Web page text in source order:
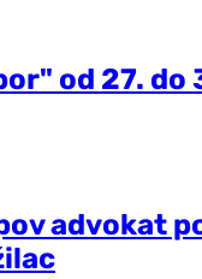
od 27. do
advokat